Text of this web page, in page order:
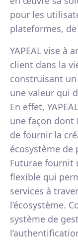
pour les
plateformes,
YAPEAL vise à
client dans la
construisant
une valeur qui
En effet,
une façon dont
de fournir la
écosystème de
Futurae fournit
flexible qui
services à
l’écosystème.
système de